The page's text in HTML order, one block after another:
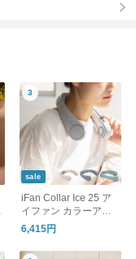
sale
iFan Collar Ice 25 ア
イファン カラーアイ
ス 25
6,415円